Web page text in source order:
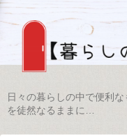
日々の暮らしの中で便利
を徒然なるままに…